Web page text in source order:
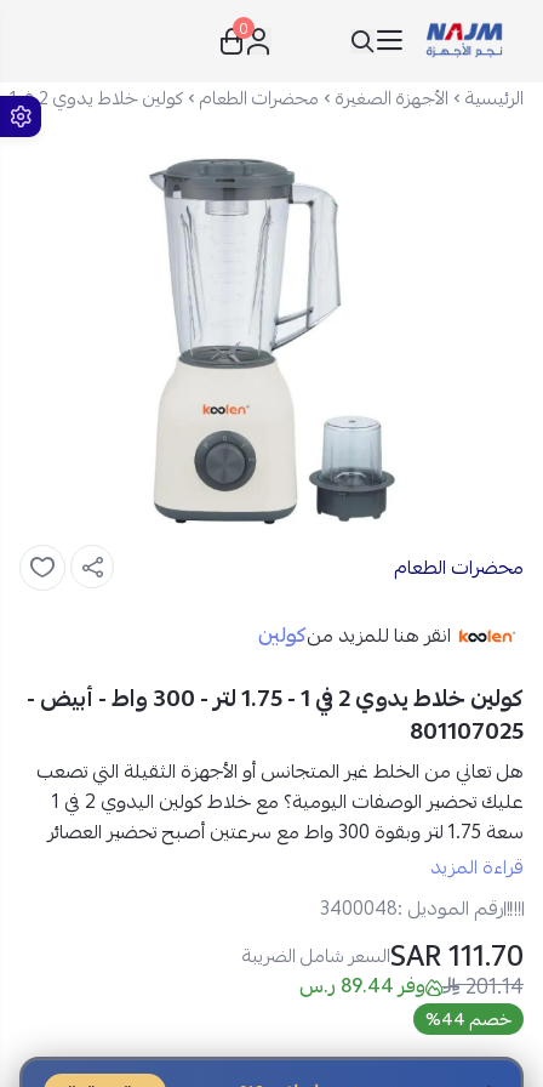
نجم الأجهزة
0
الرئيسية الأجهزة الصغيرة محضرات الطعام كولين خلاط يدوي 2 في 1 - 1.75 لتر - 300 واط - أبيض - 801107025
محضرات الطعام
انقر هنا للمزيد منكولين
كولين خلاط يدوي 2 في 1 - 1.75 لتر - 300 واط - أبيض -
801107025
هل تعاني من الخلط غير المتجانس أو الأجهزة الثقيلة التي تصعب
عليك تحضير الوصفات اليومية؟ مع
خلاط كولين اليدوي 2 في 1
سعة 1.75 لتر وبقوة 300 واط مع سرعتين
أصبح تحضير العصائر
والخلطات أكثر سهولة ونعومة، بفضل التصميم العملي والقوة
المناسبة للاستخدام اليومي داخل مطبخك.
مواصفات خلاط كولين اليدوي 2 في 1 بسعة 1.75 لتر في السعودية:
العلامة التجارية:كولين
رقم الموديل:
النوع:خلاط يدوي 2 في 1
القدرة الكهربائية:
قراءة المزيد
رقم الموديل :3400048
111.70 SAR السعر شامل الضريبة
201.14 وفر 89.44 ر.س
خصم 44%